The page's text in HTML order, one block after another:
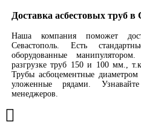
Доставка асбестовых труб в
Наша компания поможет
Севастополь. Есть
оборудованные
разгрузке труб 150 и 100 мм.,
Трубы асбоцементные
уложенные рядами.
менеджеров.